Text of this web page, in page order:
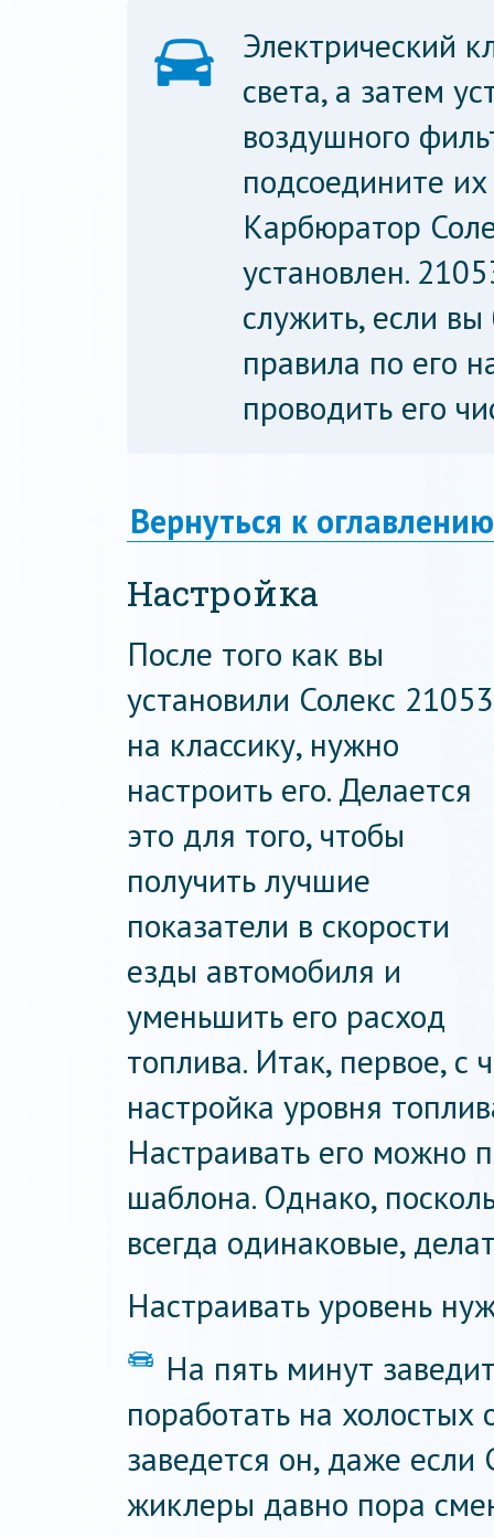
Электрический
света, а затем
воздушного
подсоедините
Карбюратор
установлен.
служить, если
правила по его
проводить его
Вернуться к оглавлению
Настройка
После того как вы
установили Солекс 21053
на классику, нужно
настроить его. Делается
это для того, чтобы
получить лучшие
показатели в скорости
езды автомобиля и
уменьшить его расход
топлива. Итак, первое, с
настройка уровня
Настраивать его можно
шаблона. Однако,
всегда одинаковые,
Настраивать уровень
На пять минут
поработать на холостых
заведется он, даже если
жиклеры давно пора